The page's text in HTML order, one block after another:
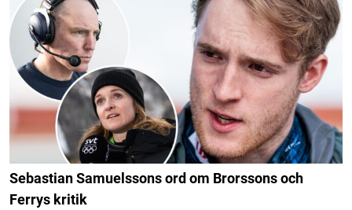
Sebastian Samuelssons ord om Brorssons och
Ferrys kritik